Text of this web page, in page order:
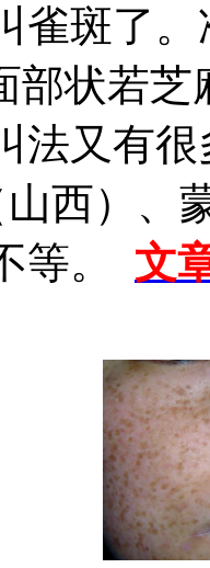
雀斑了
部状若
法又有
山西）、
等。 文